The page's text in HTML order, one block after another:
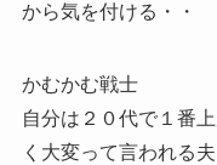
から気を付ける・・
かむかむ戦士
自分は２０代で１番
く大変って言われる